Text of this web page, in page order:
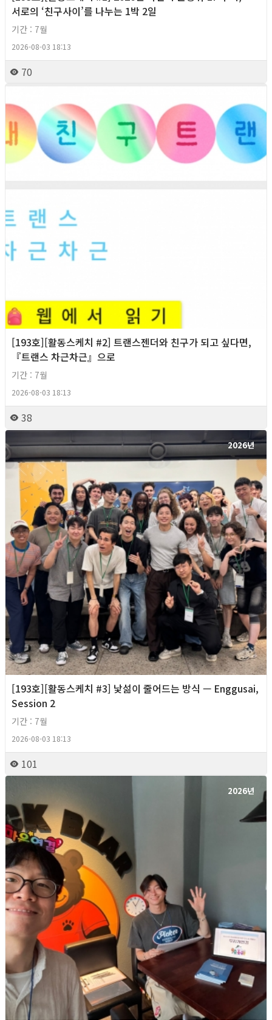
서로의 ‘친구사이’를 나누는 1박 2일
기간 : 7월
2026-08-03 18:13
70
[193호][활동스케치 #2] 트랜스젠더와 친구가 되고 싶다면,
『트랜스 차근차근』으로
기간 : 7월
2026-08-03 18:13
38
2026년
[193호][활동스케치 #3] 낯섦이 줄어드는 방식 — Enggusai,
Session 2
기간 : 7월
2026-08-03 18:13
101
2026년